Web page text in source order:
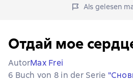
Als gelesen
Отдай мое
AutorMax Frei
6 Buch von 8 in der Serie